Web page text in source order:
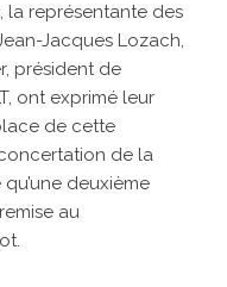
la représentante des
Jacques Lozach,
président de
ont exprimé leur
de cette
de la
deuxième
au